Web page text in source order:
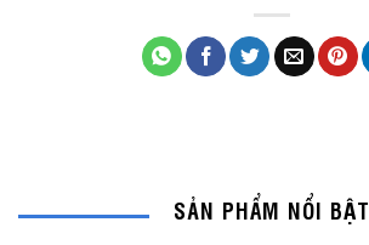
SẢN PHẨM NỔI BẬT